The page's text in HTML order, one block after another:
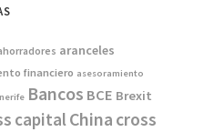
aranceles
financiero asesoramiento
Bancos BCE Brexit
capitalChina cross